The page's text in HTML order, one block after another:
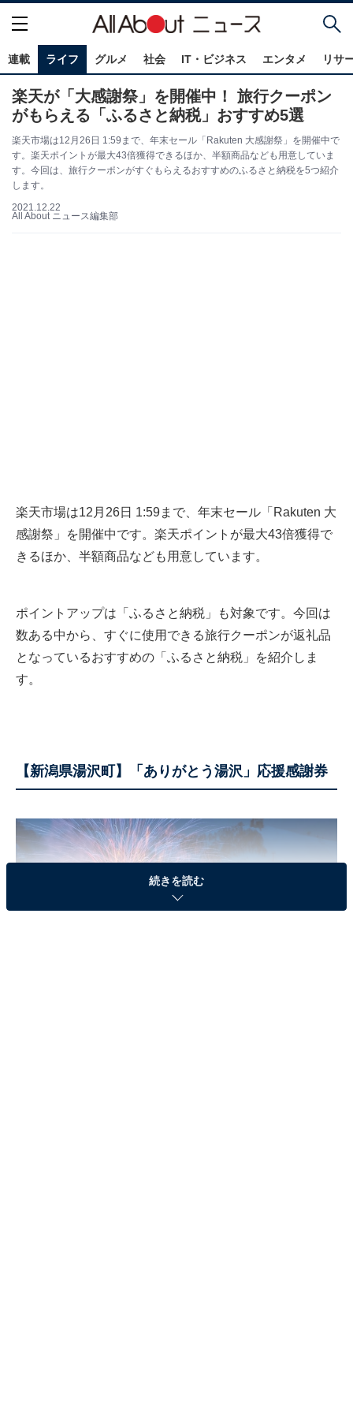
連載 ライフ グルメ 社会 IT・ビジネス エンタメ リサ
楽天が「大感謝祭」を開催中！ 旅行クーポン
がもらえる「ふるさと納税」おすすめ5選
楽天市場は12月26日 1:59まで、年末セール「Rakuten 大感謝祭」を開催中で
す。楽天ポイントが最大43倍獲得できるほか、半額商品なども用意していま
す。今回は、旅行クーポンがすぐもらえるおすすめのふるさと納税を5つ紹介
します。
2021.12.22
All About ニュース編集部
楽天市場は12月26日 1:59まで、年末セール「Rakuten 大
感謝祭」を開催中です。楽天ポイントが最大43倍獲得で
きるほか、半額商品なども用意しています。
ポイントアップは「ふるさと納税」も対象です。今回は
数ある中から、すぐに使用できる旅行クーポンが返礼品
となっているおすすめの「ふるさと納税」を紹介しま
す。
【新潟県湯沢町】「ありがとう湯沢」応援感謝券
続きを読む